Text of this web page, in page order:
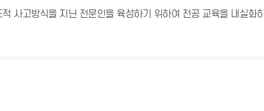
사고방식을 지닌 전문인을 육성하기 위하여 전공 교육을 내실